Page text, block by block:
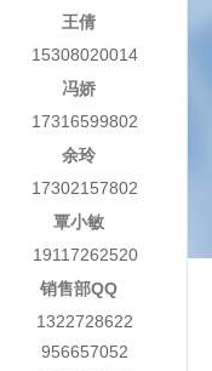
王倩
15308020014
冯娇
17316599802
余玲
17302157802
覃小敏
19117262520
销售部QQ
1322728622
956657052